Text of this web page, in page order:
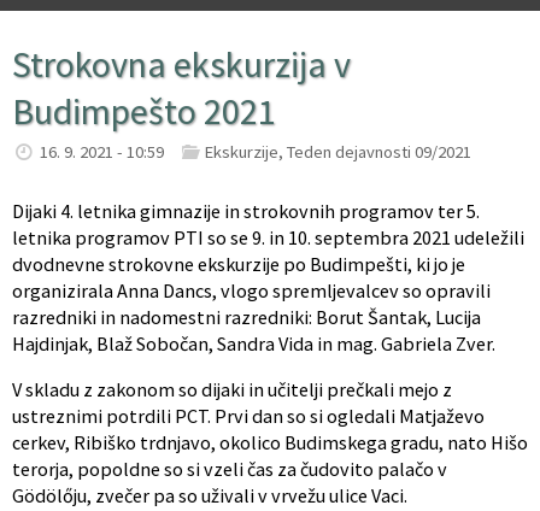
Strokovna ekskurzija v
Budimpešto 2021
16. 9. 2021 - 10:59 Ekskurzije, Teden dejavnosti 09/2021
Dijaki 4. letnika gimnazije in strokovnih programov ter 5.
letnika programov PTI so se 9. in 10. septembra 2021 udeležili
dvodnevne strokovne ekskurzije po Budimpešti, ki jo je
organizirala Anna Dancs, vlogo spremljevalcev so opravili
razredniki in nadomestni razredniki: Borut Šantak, Lucija
Hajdinjak, Blaž Sobočan, Sandra Vida in mag. Gabriela Zver.
V skladu z zakonom so dijaki in učitelji prečkali mejo z
ustreznimi potrdili PCT. Prvi dan so si ogledali Matjaževo
cerkev, Ribiško trdnjavo, okolico Budimskega gradu, nato Hišo
terorja, popoldne so si vzeli čas za čudovito palačo v
Gödölőju, zvečer pa so uživali v vrvežu ulice Vaci.